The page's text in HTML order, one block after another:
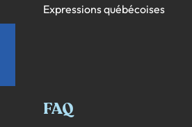
Expressions québécoises
FAQ